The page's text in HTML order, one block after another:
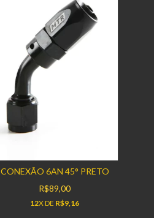
CONEXÃO 6AN 45° PRETO
R$89,00
12X DE R$9,16